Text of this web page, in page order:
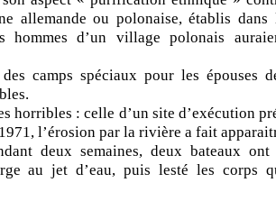
allemande ou polonaise, établis dans
hommes d’un village polonais
camps spéciaux pour les épouses
horribles : celle d’un site d’exécution
l’érosion par la rivière a fait
deux semaines, deux bateaux
au jet d’eau, puis lesté les corps